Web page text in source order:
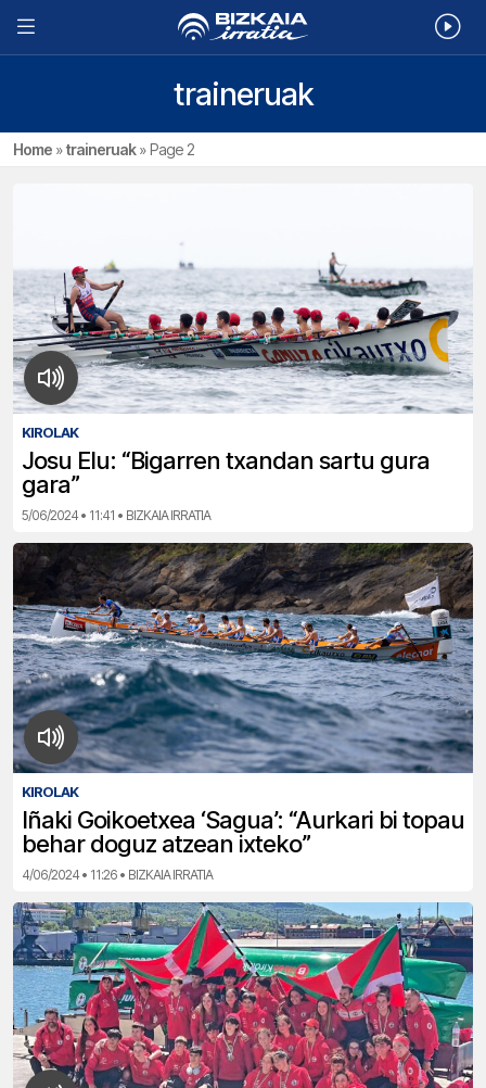
traineruak
Home »traineruak»Page 2
KIROLAK
Josu Elu: “Bigarren txandan sartu gura
gara”
5/06/2024 • 11:41 • BIZKAIA IRRATIA
KIROLAK
Iñaki Goikoetxea ‘Sagua’: “Aurkari bi topau
behar doguz atzean ixteko”
4/06/2024 • 11:26 • BIZKAIA IRRATIA